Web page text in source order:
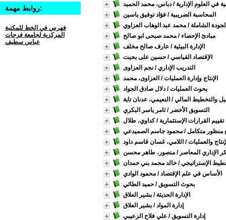
في العلوم الإدارية / دباس، محمد الحميد
المحاسبة الضريبية / فؤاد توفيق ياسين
الشاملة / محمد عبد الوهاب العزاوي
مبادئ الإحصاء / محمد صبحى ابو صالح
الإدارة البيئية / عارف صالح مخلف
الإقتصاد القياسي/ حسين على بحيت
التدريب الإداري/ نجم العزاوى
الإنتاج وإدارة العمليات/ العزاوى، محمد
بحوث العمليات/ دلال صادق الجواد
والتخطيط المالي/ النعيمي، عدنان تاية
التسويق الأخضر / ثامر ياسر البكري
تقييم القرارات الإستثمارية / كداوي، طلال
منظور متكامل/ محمود جاسم الصميدعي
والعمليات/ اللامي، غسان قاسم داود
الإداري المعاصر / منصور، طاهر محسن
الإستراتيجي/ خالد محمد بني حمدان
الأساس في علم الإقتصاد/ محمود الوادي
بحوث التسويق/ حميد الطائي
الإدارة الحديثة / بشير العلاق
إدارة المواد/ بشير العلاق
إدارة التسويق/ علي فلاح الزعيبي
روابط مهمة:
فهرس في الخط للمكتبة
المركزية لجامعة فرحات
عباس سطيف